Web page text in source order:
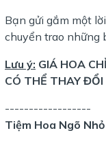
Bạn gửi gắm một
chuyển trao những
Lưu ý: GIÁ HOA
CÓ THỂ THAY ĐỔI
------------------
Tiệm Hoa Ngõ Nhỏ